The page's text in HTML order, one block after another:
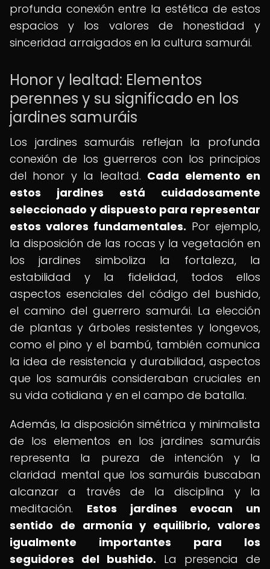
profunda conexión entre la estética de estos
espacios y los valores de honestidad y
sinceridad arraigados en la cultura samurái.
Honor y lealtad: Elementos
perennes y su significado en los
jardines samuráis
Los jardines samuráis reflejan la profunda
conexión de los guerreros con los principios
del honor y la lealtad. Cada elemento en
estos jardines está cuidadosamente
seleccionado y dispuesto para representar
estos valores fundamentales. Por ejemplo,
la disposición de las rocas y la vegetación en
los jardines simboliza la fortaleza, la
estabilidad y la fidelidad, todos ellos
aspectos esenciales del código del bushido,
el camino del guerrero samurái. La elección
de plantas y árboles resistentes y longevos,
como el pino y el bambú, también comunica
la idea de resistencia y durabilidad, aspectos
que los samuráis consideraban cruciales en
su vida cotidiana y en el campo de batalla.
Además, la disposición simétrica y minimalista
de los elementos en los jardines samuráis
representa la pureza de intención y la
claridad mental que los samuráis buscaban
alcanzar a través de la disciplina y la
meditación. Estos jardines evocan un
sentido de armonía y equilibrio, valores
igualmente importantes para los
seguidores del bushido. La presencia de